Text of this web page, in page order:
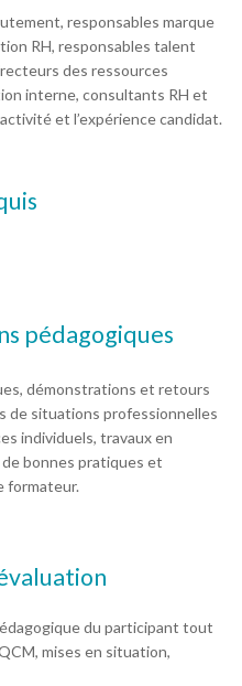
responsables marque
RH, responsables talent
des ressources
interne, consultants RH et
et l’expérience candidat.
pédagogiques
démonstrations et retours
de situations professionnelles
individuels, travaux en
bonnes pratiques et
formateur.
du participant tout
mises en situation,